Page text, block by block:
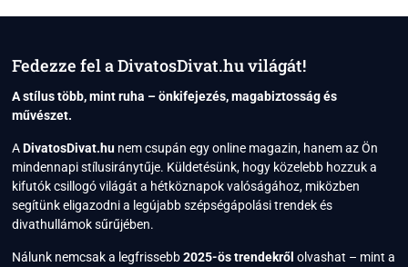
Fedezze fel a DivatosDivat.hu világát!
A stílus több, mint ruha – önkifejezés, magabiztosság és
művészet.
ADivatosDivat.hu nem csupán egy online magazin, hanem az Ön
mindennapi stílusiránytűje. Küldetésünk, hogy közelebb hozzuk a
kifutók csillogó világát a hétköznapok valóságához, miközben
segítünk eligazodni a legújabb szépségápolási trendek és
divathullámok sűrűjében.
Nálunk nemcsak a legfrissebb2025-ös trendekről olvashat – mint a